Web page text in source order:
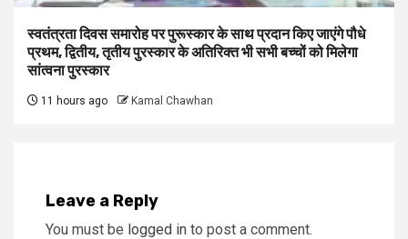
स्वतंत्रता दिवस समारोह पर पुरूस्‍कार के साथ प्रदान किए जाएंगे पौधे
प्रथम, द्वितीय, तृतीय पुरस्कार के अतिरिक्त भी सभी बच्चों को मिलेगा
सांत्वना पुरस्कार
11 hours ago Kamal Chawhan
Leave a Reply
You must be logged in to post a comment.